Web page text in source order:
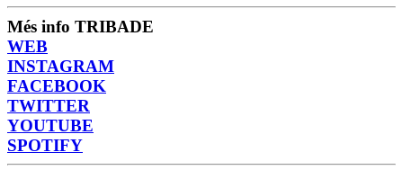
Més info TRIBADE
WEB
INSTAGRAM
FACEBOOK
TWITTER
YOUTUBE
SPOTIFY